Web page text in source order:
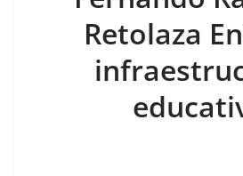
b A
p
p
Li
n
k
Retolaza